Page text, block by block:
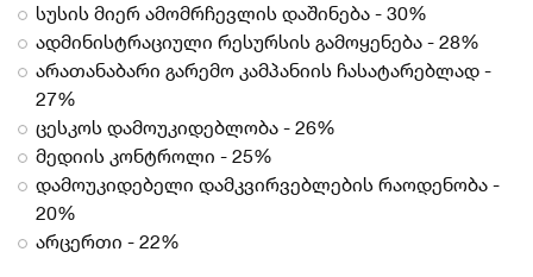
სუსის მიერ ამომრჩევლის დაშინება - 30%
ადმინისტრაციული რესურსის გამოყენება - 28%
არათანაბარი გარემო კამპანიის ჩასატარებლად -
27%
ცესკოს დამოუკიდებლობა - 26%
მედიის კონტროლი - 25%
დამოუკიდებელი დამკვირვებლების რაოდენობა -
20%
არცერთი - 22%